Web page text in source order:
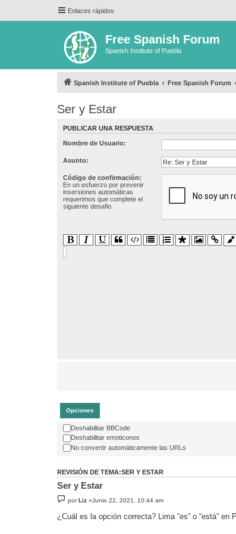
Enlaces rápidos
Free Spanish Forum
Spanish Institute of Puebla
Spanish Institute of Puebla Free Spanish Forum
Ser y Estar
PUBLICAR UNA RESPUESTA
Nombre de Usuario:
Asunto:
Código de confirmación:
En un esfuerzo por prevenir
insersiones automáticas
requerimos que complete el
siguiente desafio.
Opciones
Deshabilitar BBCode
Deshabilitar emoticonos
No convertir automáticamente las URLs
REVISIÓN DE TEMA:SER Y ESTAR
Ser y Estar
porLiz »Junio 22, 2021, 10:44 am
¿Cuál es la opción correcta? Lima “es” o “está” en